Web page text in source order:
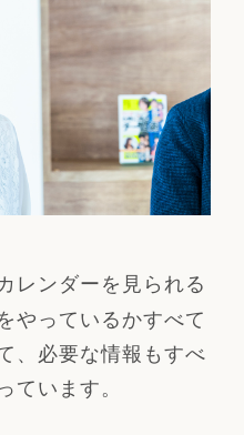
レンダーを見られる
やっているかすべて
、必要な情報もすべ
ています。